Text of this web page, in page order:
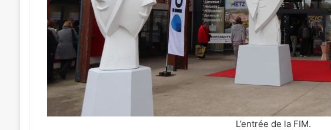
L’entrée de la FIM.
concerts prévues à Ars-
du 7 au 28 août 2026
le
cinéma
plein
air
Plan
d’Eau
4 août 2026
Metz : J-1 avant le cinéma plein
air au Plan d’Eau